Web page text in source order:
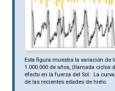
Esta figura muestra la variación de
1.000.000 de años, (llamada ciclos
efecto en la fuerza del Sol. La
de las recientes edades de hielo.